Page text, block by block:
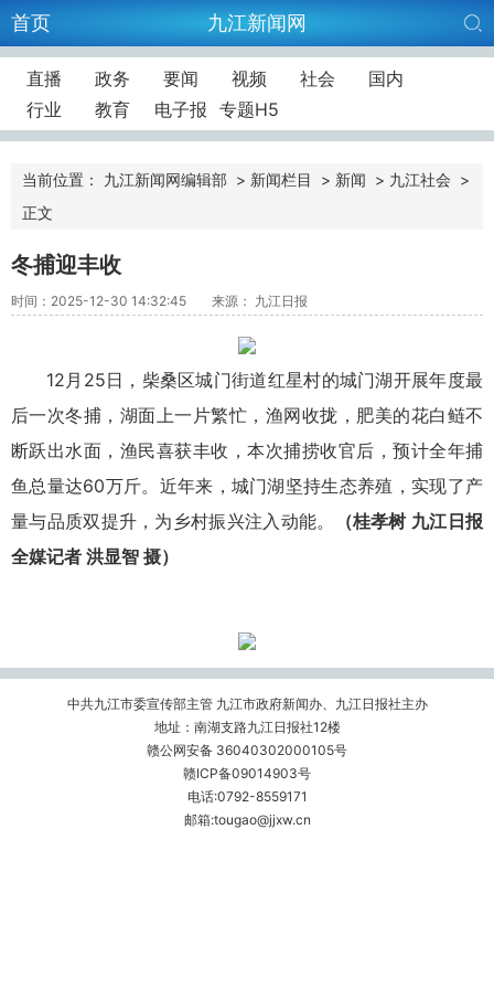
首页 九江新闻网
直播 政务 要闻 视频 社会
国内
行业
教育 电子报 专题H5
当前位置： 九江新闻网编辑部 > 新闻栏目 > 新闻 > 九江社会 >
正文
冬捕迎丰收
时间：2025-12-30 14:32:45 来源： 九江日报
12月25日，柴桑区城门街道红星村的城门湖开展年度最
后一次冬捕，湖面上一片繁忙，渔网收拢，肥美的花白鲢不
断跃出水面，渔民喜获丰收，本次捕捞收官后，预计全年捕
鱼总量达60万斤。近年来，城门湖坚持生态养殖，实现了产
量与品质双提升，为乡村振兴注入动能。
（桂孝树 九江日报
全媒记者 洪显智 摄）
中共九江市委宣传部主管 九江市政府新闻办、九江日报社主办
地址：南湖支路九江日报社12楼
赣公网安备 36040302000105号
赣ICP备09014903号
电话:0792-8559171
邮箱:tougao@jjxw.cn